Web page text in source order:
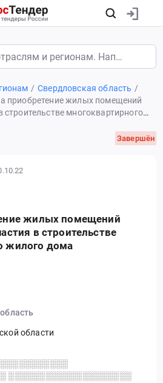
Свердловская область
приобретение жилых помещений
строительстве многоквартирного
Завершён
жилых помещений
в строительстве
жилого дома
области
░░░░░░░░░░░░░░░░░░░░